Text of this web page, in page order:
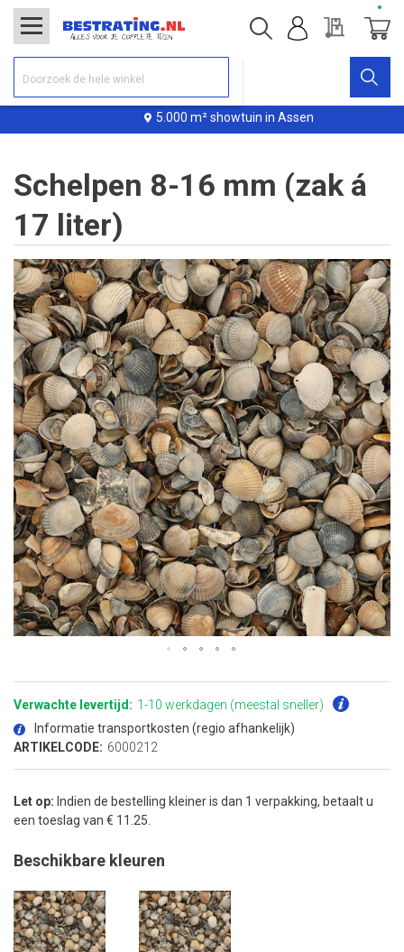
5.000 m² showtuin in Assen
Offerte
Schelpen 8-16 mm (zak á
17 liter)
Ga
naar
het
einde
van
de
afbeeldingen-
gallerij
naar
begin
de
afbeeldingen-
Verwachte levertijd: 1-10 werkdagen (meestal sneller)
Informatie transportkosten (regio afhankelijk)
ARTIKELCODE: 6000212
Let op: Indien de bestelling kleiner is dan 1 verpakking, betaalt u
een toeslag van € 11.25.
Beschikbare kleuren